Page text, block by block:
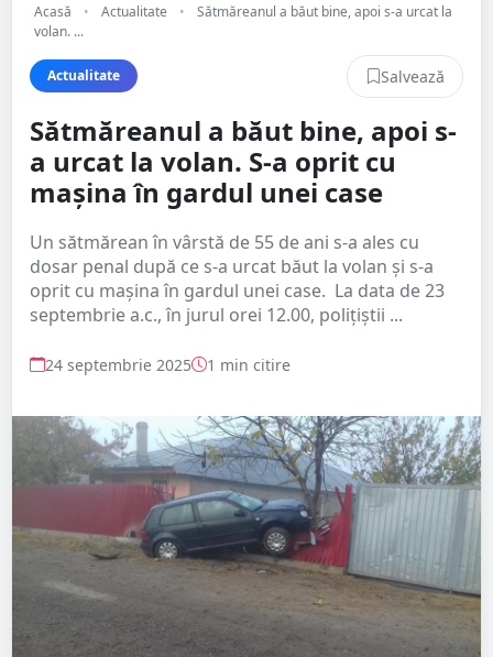
Acasă • Actualitate •
Sătmăreanul a băut bine, apoi s-a urcat la
volan. ...
Actualitate Salvează
Sătmăreanul a băut bine, apoi s-
a urcat la volan. S-a oprit cu
mașina în gardul unei case
Un sătmărean în vârstă de 55 de ani s-a ales cu
dosar penal după ce s-a urcat băut la volan și s-a
oprit cu mașina în gardul unei case. La data de 23
septembrie a.c., în jurul orei 12.00, polițiștii ...
24 septembrie 2025 1 min citire